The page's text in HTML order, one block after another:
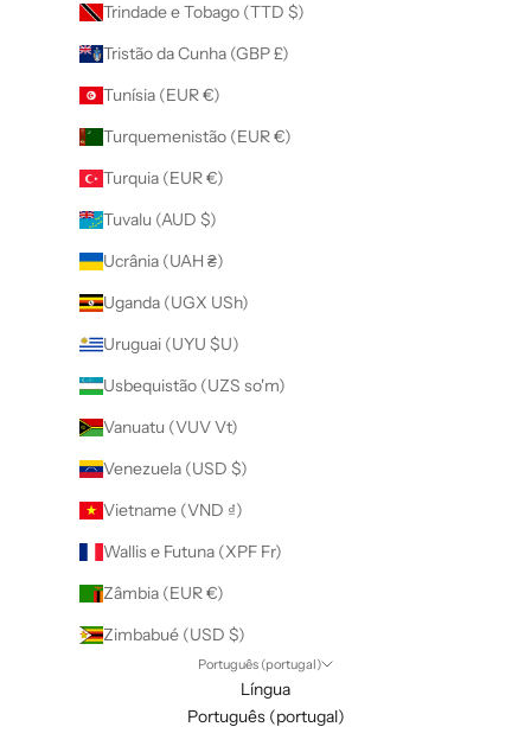
Trindade e Tobago (TTD $)
Tristão da Cunha (GBP £)
Tunísia (EUR €)
Turquemenistão (EUR €)
Turquia (EUR €)
Tuvalu (AUD $)
Ucrânia (UAH ₴)
Uganda (UGX USh)
Uruguai (UYU $U)
Usbequistão (UZS so'm)
Vanuatu (VUV Vt)
Venezuela (USD $)
Vietname (VND ₫)
Wallis e Futuna (XPF Fr)
Zâmbia (EUR €)
Zimbabué (USD $)
Português (portugal)
Língua
Português (portugal)